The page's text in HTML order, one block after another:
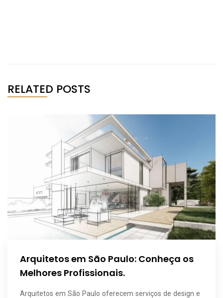
RELATED POSTS
Arquitetos em São Paulo: Conheça os
Melhores Profissionais.
Arquitetos em São Paulo oferecem serviços de design e